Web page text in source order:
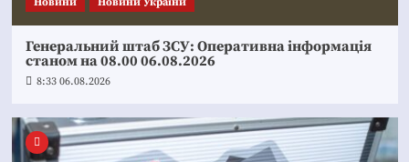
Генеральний штаб ЗСУ: Оперативна інформація
станом на 08.00 06.08.2026
8:33 06.08.2026